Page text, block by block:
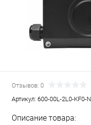
Отзывов: 0
Артикул: 600-00L-2L0-KF0-
Описание товара: